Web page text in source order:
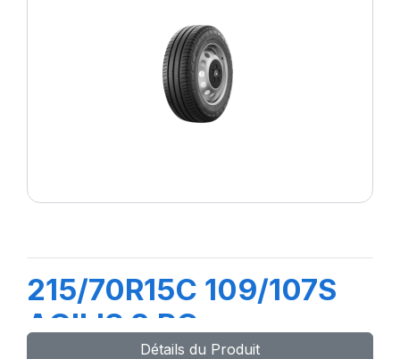
215/70R15C 109/107S
AGILIS 3 RC
Détails du Produit